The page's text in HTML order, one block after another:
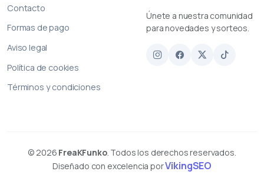
Contacto
Formas de pago
Aviso legal
Política de cookies
Términos y condiciones
Únete a nuestra comunidad
para novedades y sorteos.
© 2026 FreaKFunko. Todos los derechos reservados.
Diseñado con excelencia porVikingSEO